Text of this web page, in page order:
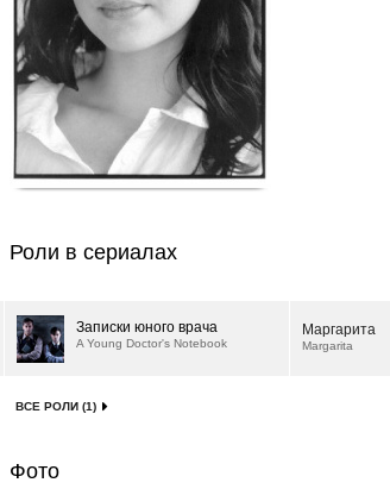
Роли в сериалах
Записки юного врача
A Young Doctor's Notebook
Маргарита
Margarita
ВСЕ РОЛИ (1)
Фото